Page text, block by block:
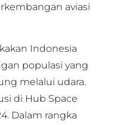
aviasi
Indonesia
populasi yang
melalui udara.
di Hub Space
Dalam rangka